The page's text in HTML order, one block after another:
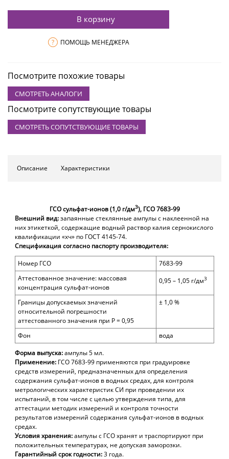
В корзину
? ПОМОЩЬ МЕНЕДЖЕРА
Посмотрите похожие товары
СМОТРЕТЬ АНАЛОГИ
Посмотрите сопутствующие товары
СМОТРЕТЬ СОПУТСТВУЮЩИЕ ТОВАРЫ
Описание Характеристики
ГСО сульфат-ионов (1,0 г/дм3), ГСО 7683-99
Внешний вид:запаянные стеклянные ампулы с наклеенной на
них этикеткой, содержащие водный раствор калия сернокислого
квалификации «хч» по ГОСТ 4145-74.
Спецификация согласно паспорту производителя:
Номер ГСО
7683-99
Аттестованное значение: массовая
концентрация сульфат-ионов
0,95 – 1,05 г/дм3
Границы допускаемых значений
относительной погрешности
аттестованного значения при P =0,95
± 1,0 %
Фон
вода
Форма выпуска:ампулы5 мл.
Применение: ГСО 7683-99 применяются при градуировке
средств измерений, предназначенных для определения
содержания сульфат-ионов в водных средах, для контроля
метрологических характеристик СИ при проведении их
испытаний, в том числе с целью утверждения типа, для
аттестации методик измерений и контроля точности
результатов измерений содержания сульфат-ионов в водных
средах.
Условия хранения:ампулы с ГСО хранят и траспортируют при
положительных температурах, не допуская заморозки.
Гарантийный срок годности:3 года.